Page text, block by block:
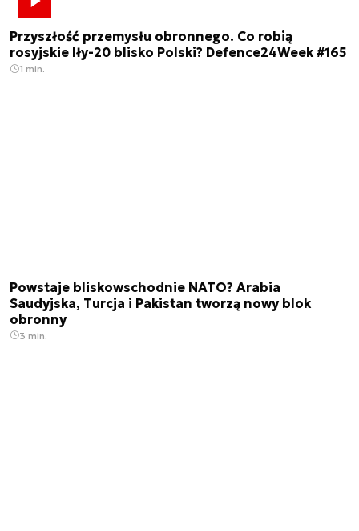
Przyszłość przemysłu obronnego. Co robią
rosyjskie Iły-20 blisko Polski? Defence24Week #165
1 min.
Powstaje bliskowschodnie NATO? Arabia
Saudyjska, Turcja i Pakistan tworzą nowy blok
obronny
3 min.